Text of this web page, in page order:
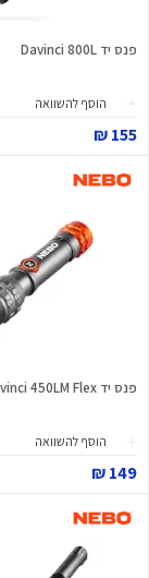
פנס יד Davinci 800L
הוסף להשוואה
155 ₪
פנס יד Davinci 450LM Flex
הוסף להשוואה
149 ₪